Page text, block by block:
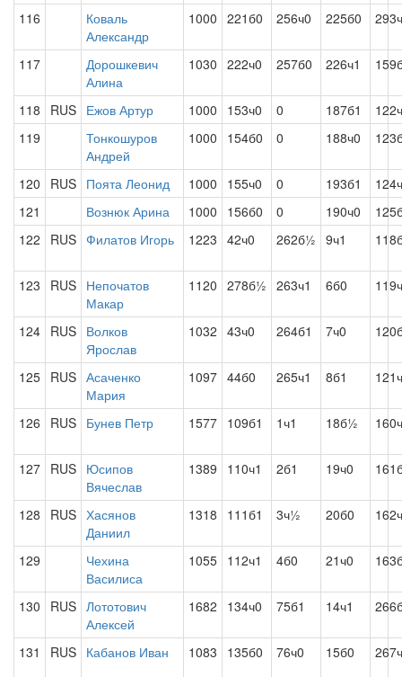
116
Коваль
Александр
1000 221б0 256ч0 225б0
117
Дорошкевич
Алина
1030 222ч0 257б0 226ч1
118 RUS Ежов Артур 1000 153ч0 0 187б1
119
Тонкошуров
Андрей
1000 154б0 0 188ч0
120 RUS Поята Леонид 1000 155ч0 0 193б1
121
Вознюк Арина 1000 156б0 0 190ч0
122
RUS Филатов Игорь 1223 42ч0 262б½ 9ч1
123 RUS Непочатов
Макар
1120 278б½ 263ч1 6б0
124 RUS Волков
Ярослав
1032 43ч0 264б1 7ч0
125 RUS Асаченко
Мария
1097 44б0 265ч1 8б1
126 RUS Бунев Петр 1577 109б1 1ч1 18б½
127 RUS Юсипов
Вячеслав
1389 110ч1 2б1 19ч0
128 RUS Хасянов
Даниил
1318 111б1 3ч½ 20б0
129
Чехина
Василиса
1055 112ч1 4б0 21ч0
130 RUS Лототович
Алексей
1682 134ч0 75б1 14ч1
131 RUS Кабанов Иван 1083 135б0 76ч0 15б0